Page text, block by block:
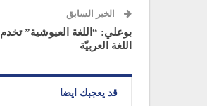
الخبر السابق
بوعلي: “اللغة العيوشية”
اللغة العربيّة
قد يعجبك ايضا